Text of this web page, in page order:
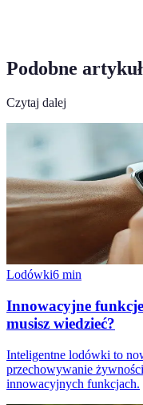
Podobne
Czytaj dalej
Lodówki6 min
Innowacyjne
musisz wiedzieć?
Inteligentne lodówki to
przechowywanie
innowacyjnych funkcjach.